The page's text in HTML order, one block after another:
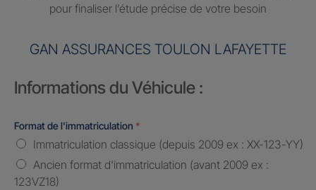
pour finaliser l’étude précise de votre besoin
GAN ASSURANCES TOULON LAFAYETTE
Informations du Véhicule :
Format de l'immatriculation *
Immatriculation classique (depuis 2009 ex : XX-123-YY)
Ancien format d'immatriculation (avant 2009 ex :
123VZ18)